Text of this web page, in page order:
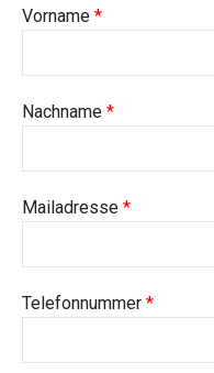
Vorname *
Nachname *
Mailadresse *
Telefonnummer *